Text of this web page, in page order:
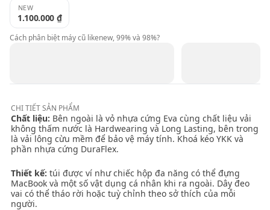
NEW
1.100.000 ₫
Cách phân biệt máy cũ likenew, 99% và 98%?
CHI TIẾTSẢN PHẨM
Chất liệu: Bên ngoài là vỏ nhựa cứng Eva cùng chất liệu vải
không thấm nước là Hardwearing và Long Lasting, bên trong
là vải lông cừu mềm để bảo vệ máy tính. Khoá kéo YKK và
phần nhựa cứng DuraFlex.
Thiết kế: túi được ví như chiếc hộp đa năng có thể đựng
MacBook và một số vật dụng cá nhân khi ra ngoài. Dây đeo
vai có thể tháo rời hoặc tuỳ chỉnh theo sở thích của mỗi
người.